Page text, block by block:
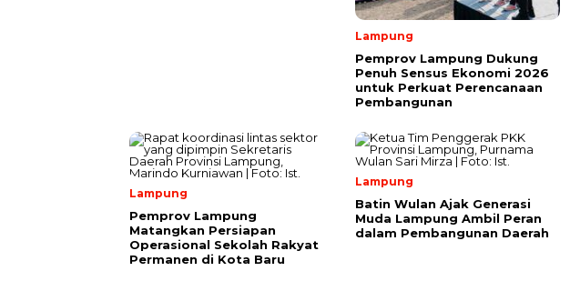
Lampung
Pemprov Lampung Dukung
Penuh Sensus Ekonomi 2026
untuk Perkuat Perencanaan
Pembangunan
Lampung
Pemprov Lampung
Matangkan Persiapan
Operasional Sekolah Rakyat
Permanen di Kota Baru
Lampung
Batin Wulan Ajak Generasi
Muda Lampung Ambil Peran
dalam Pembangunan Daerah